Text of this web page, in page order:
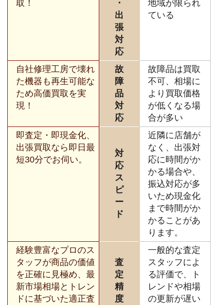
取！
・
出
張
対
応
地域が限られ
ている
自社修理工房で壊れ
た機器も再生可能な
ため高価買取を実
現！
故
障
品
対
応
故障品は買取
不可、相場に
より買取価格
が低くなる場
合が多い
即査定・即現金化、
出張買取なら即日最
短30分でお伺い。
対
応
ス
ピ
ー
ド
近隣に店舗が
なく、出張対
応に時間がか
かる場合や、
振込対応が多
いため現金化
まで時間がか
かることがあ
ります。
経験豊富なプロのス
タッフが商品の価値
を正確に見極め、最
新市場相場とトレン
ドに基づいた適正査
査
定
精
度
一般的な査定
スタッフによ
る評価で、ト
レンドや相場
の更新が遅い